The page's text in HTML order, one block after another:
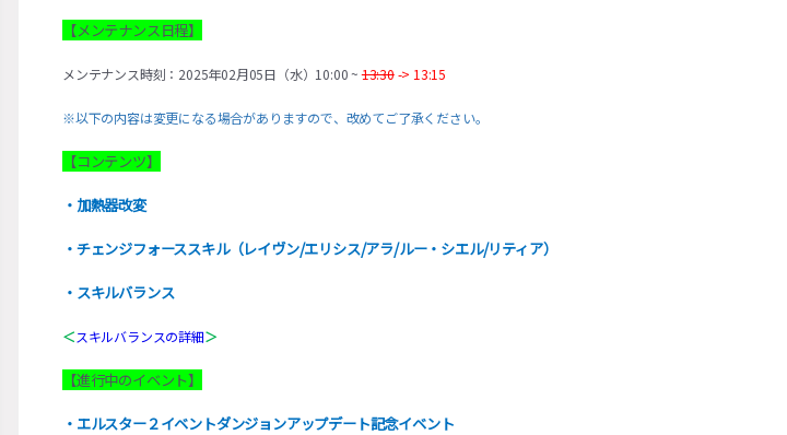
【メンテナンス日程】
メンテナンス時刻：2025年02月05日（水）10:00 ~13:30-> 13:15
※以下の内容は変更になる場合がありますので、改めてご了承ください。
【コンテンツ】
・ 加熱器改変
・ チェンジフォーススキル（レイヴン/エリシス/アラ/ルー・シエル/リティア）
・スキルバランス
＜スキルバランスの詳細＞
【進行中のイベント】
・エルスター２イベントダンジョンアップデート記念イベント